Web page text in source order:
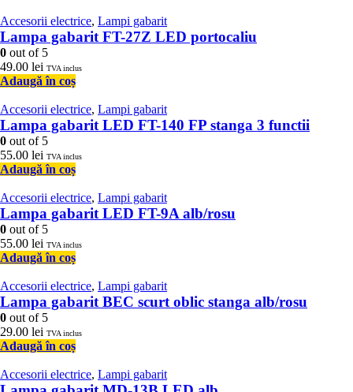
Accesorii electrice, Lampi gabarit
Lampa gabarit FT-27Z LED portocaliu
0 out of 5
49.00 lei TVA inclus
Adaugă în coș
Accesorii electrice, Lampi gabarit
Lampa gabarit LED FT-140 FP stanga 3 functii
0 out of 5
55.00 lei TVA inclus
Adaugă în coș
Accesorii electrice, Lampi gabarit
Lampa gabarit LED FT-9A alb/rosu
0 out of 5
55.00 lei TVA inclus
Adaugă în coș
Accesorii electrice, Lampi gabarit
Lampa gabarit BEC scurt oblic stanga alb/rosu
0 out of 5
29.00 lei TVA inclus
Adaugă în coș
Accesorii electrice, Lampi gabarit